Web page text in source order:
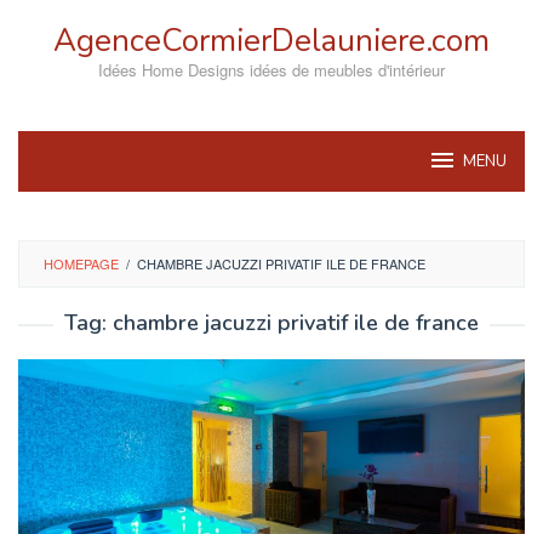
AgenceCormierDelauniere.com
Idées Home Designs idées de meubles d'intérieur
MENU
HOMEPAGE / CHAMBRE JACUZZI PRIVATIF ILE DE FRANCE
Tag: chambre jacuzzi privatif ile de france